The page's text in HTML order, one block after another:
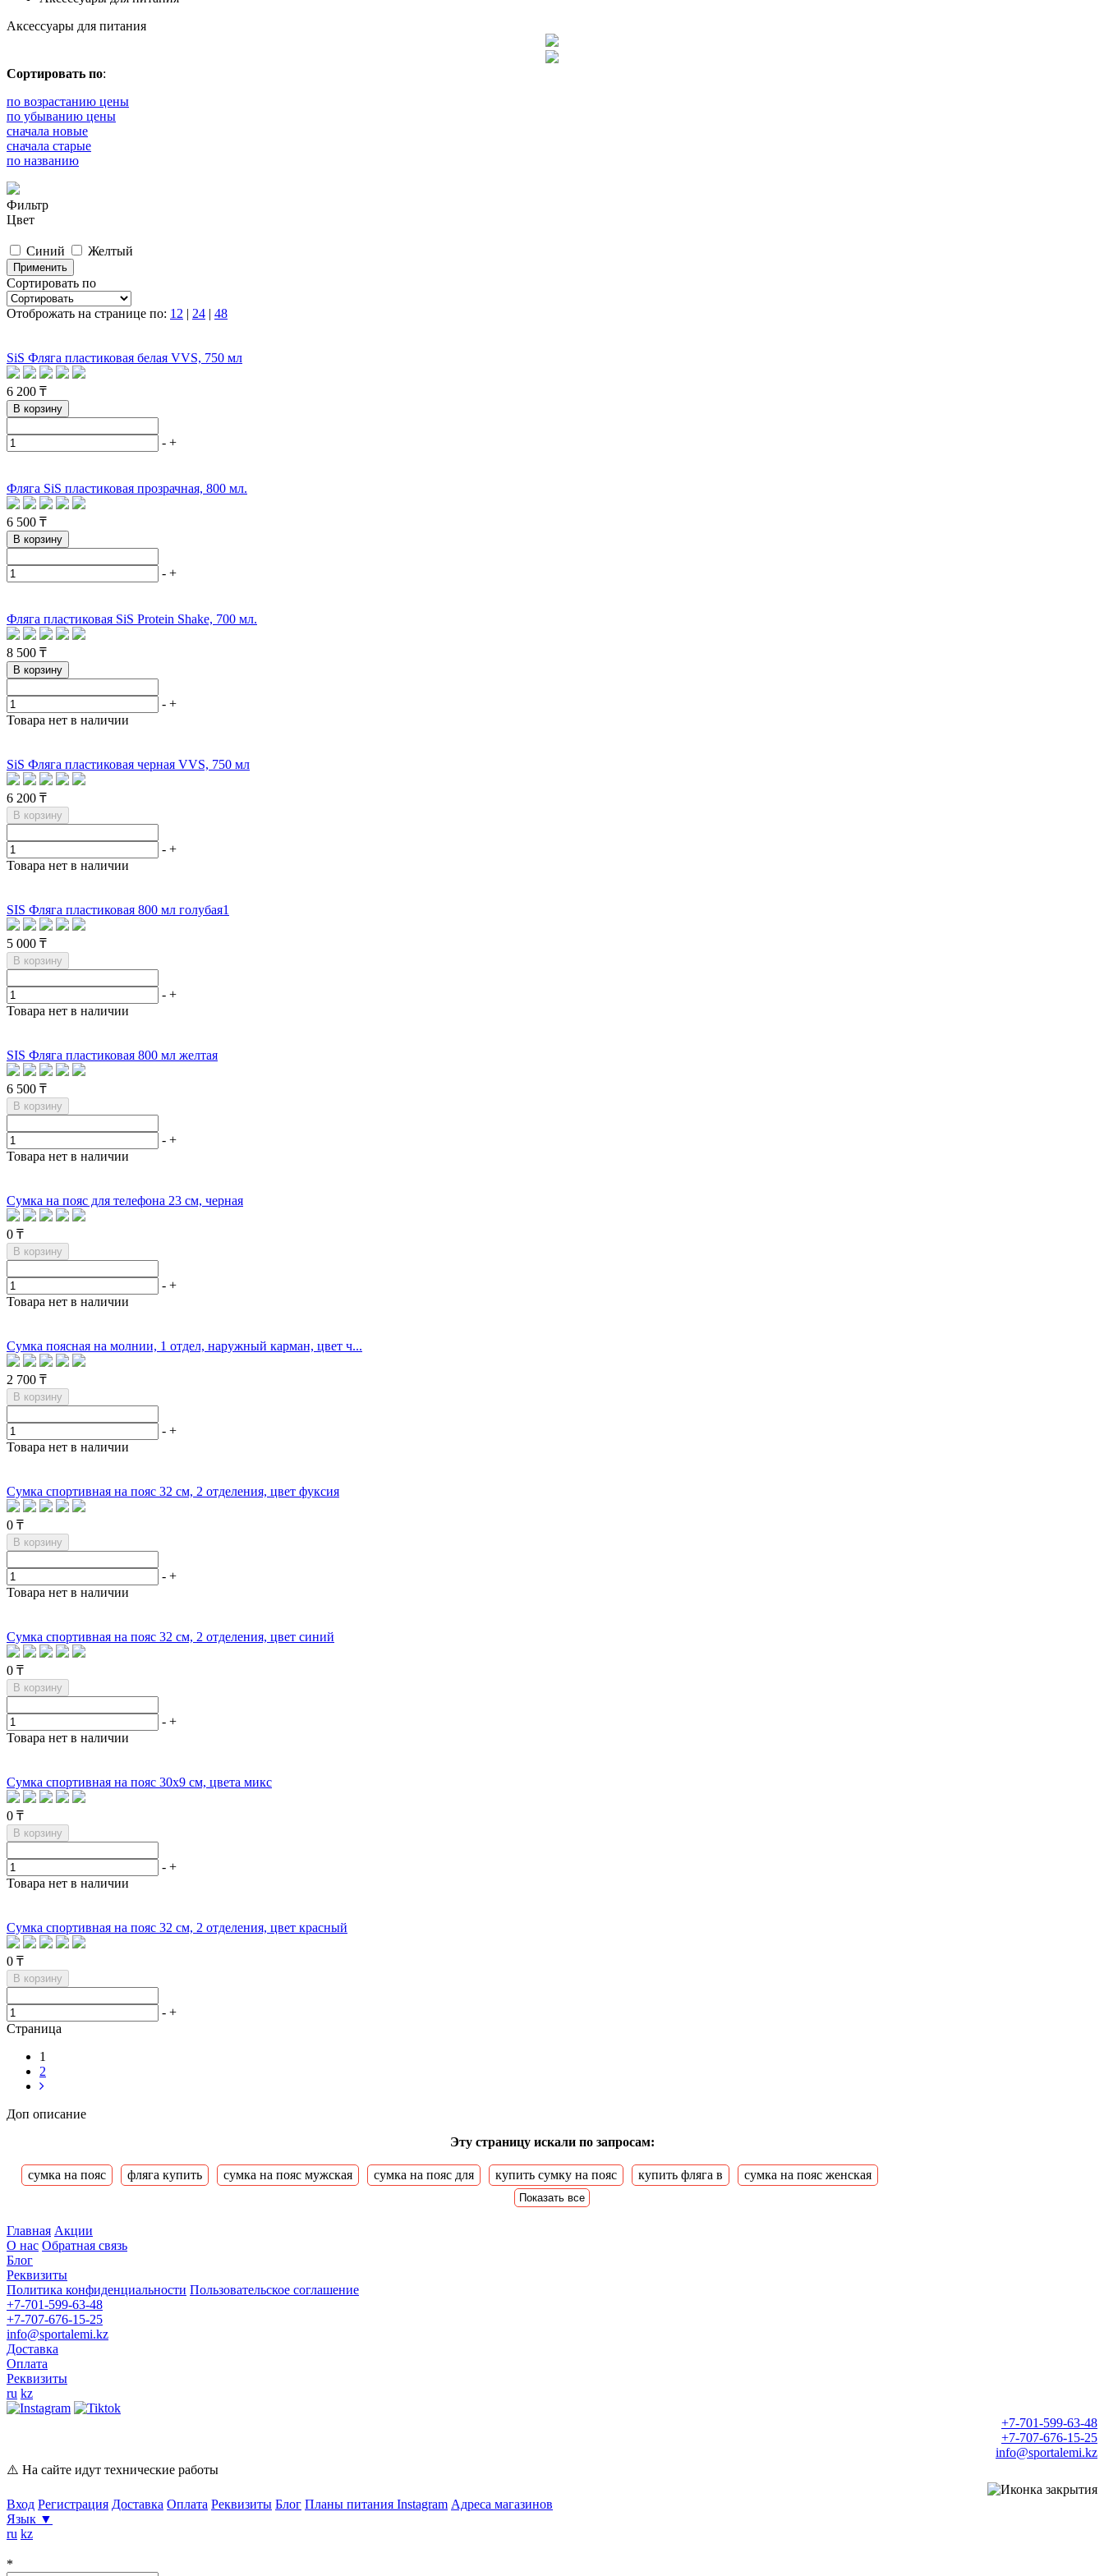
Аксессуары для питания
Сортировать по:
по возрастанию цены
по убыванию цены
сначала новые
сначала старые
по названию
Фильтр
Цвет
Синий Желтый
Применить
Сортировать по
Отоброжать на странице по: 12 | 24 | 48
SiS Фляга пластиковая белая VVS, 750 мл
6 200 ₸
В корзину
- +
Фляга SiS пластиковая прозрачная, 800 мл.
6 500 ₸
В корзину
- +
Фляга пластиковая SiS Protein Shake, 700 мл.
8 500 ₸
В корзину
- +
Товара нет в наличии
SiS Фляга пластиковая черная VVS, 750 мл
6 200 ₸
В корзину
- +
Товара нет в наличии
SIS Фляга пластиковая 800 мл голубая1
5 000 ₸
В корзину
- +
Товара нет в наличии
SIS Фляга пластиковая 800 мл желтая
6 500 ₸
В корзину
- +
Товара нет в наличии
Сумка на пояс для телефона 23 см, черная
0 ₸
В корзину
- +
Товара нет в наличии
Сумка поясная на молнии, 1 отдел, наружный карман, цвет ч...
2 700 ₸
В корзину
- +
Товара нет в наличии
Сумка спортивная на пояс 32 см, 2 отделения, цвет фуксия
0 ₸
В корзину
- +
Товара нет в наличии
Сумка спортивная на пояс 32 см, 2 отделения, цвет синий
0 ₸
В корзину
- +
Товара нет в наличии
Сумка спортивная на пояс 30х9 см, цвета микс
0 ₸
В корзину
- +
Товара нет в наличии
Сумка спортивная на пояс 32 см, 2 отделения, цвет красный
0 ₸
В корзину
- +
Страница
1
2
Доп описание
Эту страницу искали по запросам:
сумка на пояс фляга купить сумка на пояс мужская сумка на пояс для купить сумку на пояс купить фляга в сумка на пояс женская
Главная Акции
О нас Обратная связь
Блог
Реквизиты
Политика конфиденциальности Пользовательское соглашение
+7-701-599-63-48
+7-707-676-15-25
info@sportalemi.kz
Доставка
Оплата
Реквизиты
ru kz
+7-701-599-63-48
+7-707-676-15-25
info@sportalemi.kz
⚠️ На сайте идут технические работы
Вход Регистрация Доставка Оплата Реквизиты Блог Планы питания Instagram Адреса магазинов
Язык ▼
ru kz
*